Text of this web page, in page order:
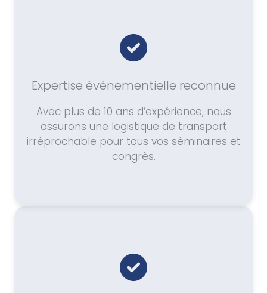
Expertise événementielle reconnue
Avec plus de 10 ans d’expérience, nous
assurons une logistique de transport
irréprochable pour tous vos séminaires et
congrès.